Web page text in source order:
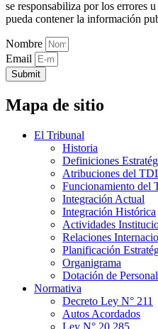
se responsabiliza por los errores
pueda contener la información
Nombre
Email
Submit
Mapa de sitio
El Tribunal
Historia
Definiciones
Atribuciones del
Funcionamiento del
Integración Actual
Integración Histórica
Actividades
Relaciones
Planificación
Organigrama
Dotación de Personal
Normativa
Decreto Ley N° 211
Autos Acordados
Ley N° 20.285